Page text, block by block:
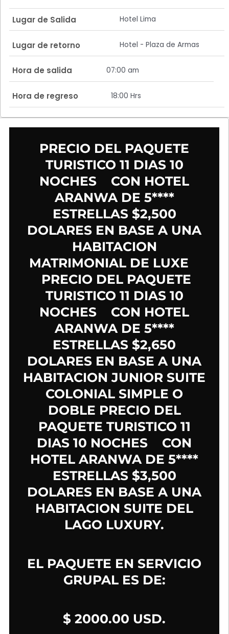
Lugar de Salida Hotel Lima
Lugar de retorno Hotel - Plaza de Armas
Hora de salida 07:00 am
Hora de regreso 18:00 Hrs
PRECIO DEL PAQUETE
TURISTICO 11 DIAS 10
NOCHES CON HOTEL
ARANWA DE 5****
ESTRELLAS $2,500
DOLARES EN BASE A UNA
HABITACION
MATRIMONIAL DE LUXE
PRECIO DEL PAQUETE
TURISTICO 11 DIAS 10
NOCHES CON HOTEL
ARANWA DE 5****
ESTRELLAS $2,650
DOLARES EN BASE A UNA
HABITACION JUNIOR SUITE
COLONIAL SIMPLE O
DOBLE PRECIO DEL
PAQUETE TURISTICO 11
DIAS 10 NOCHES CON
HOTEL ARANWA DE 5****
ESTRELLAS $3,500
DOLARES EN BASE A UNA
HABITACION SUITE DEL
LAGO LUXURY.
EL PAQUETE EN SERVICIO
GRUPAL ES DE:
$ 2000.00 USD.